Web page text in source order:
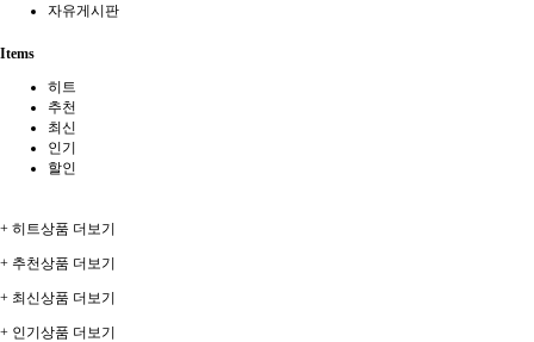
자유게시판
Items
히트
추천
최신
인기
할인
+ 히트상품 더보기
+ 추천상품 더보기
+ 최신상품 더보기
+ 인기상품 더보기